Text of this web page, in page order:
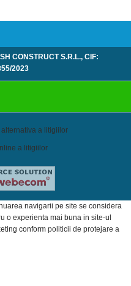
CONSTRUCT S.R.L., CIF:
2023
navigarii pe site se considera
o experienta mai buna in site-ul
conform politicii de protejare a